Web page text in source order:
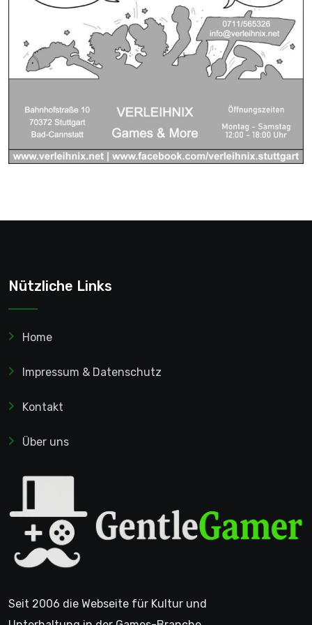
Nützliche Links
Home
Impressum & Datenschutz
Kontakt
Über uns
Seit 2006 die Webseite für Kultur und